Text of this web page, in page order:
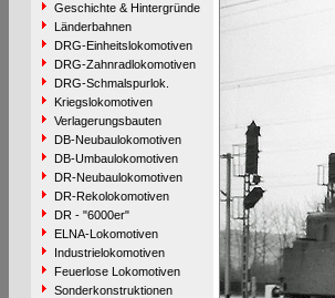
Geschichte & Hintergründe
Länderbahnen
DRG-Einheitslokomotiven
DRG-Zahnradlokomotiven
DRG-Schmalspurlok.
Kriegslokomotiven
Verlagerungsbauten
DB-Neubaulokomotiven
DB-Umbaulokomotiven
DR-Neubaulokomotiven
DR-Rekolokomotiven
DR - "6000er"
ELNA-Lokomotiven
Industrielokomotiven
Feuerlose Lokomotiven
Sonderkonstruktionen